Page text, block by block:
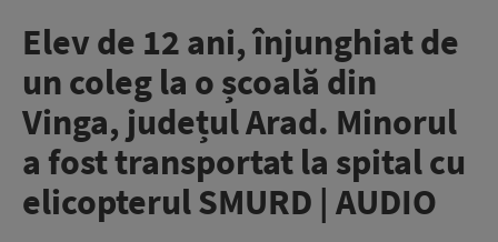
Elev de 12 ani, înjunghiat de
un coleg la o școală din
Vinga, județul Arad. Minorul
a fost transportat la spital cu
elicopterul SMURD | AUDIO